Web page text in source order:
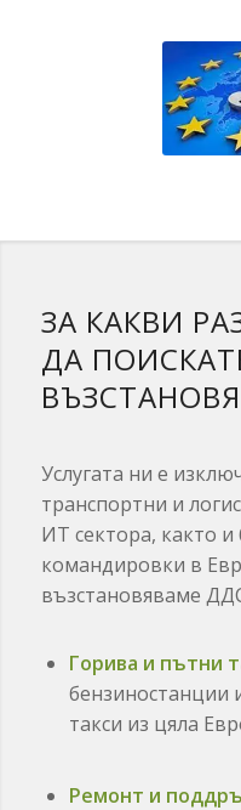
ЗА КАКВИ
ДА
Услугата ни е
транспортни и
ИТ сектора, както и
командировки в
възстановяваме
Горива и пътни
бензиностанции
такси из цяла
Ремонт и